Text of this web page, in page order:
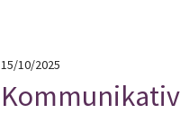
15/10/2025